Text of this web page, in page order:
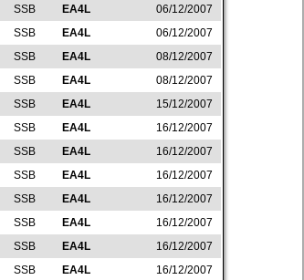
SSB EA4L
06/12/2007
SSB EA4L
06/12/2007
SSB EA4L
08/12/2007
SSB EA4L
08/12/2007
SSB EA4L
15/12/2007
SSB EA4L
16/12/2007
SSB EA4L
16/12/2007
SSB EA4L
16/12/2007
SSB EA4L
16/12/2007
SSB EA4L
16/12/2007
SSB EA4L
16/12/2007
SSB EA4L
16/12/2007